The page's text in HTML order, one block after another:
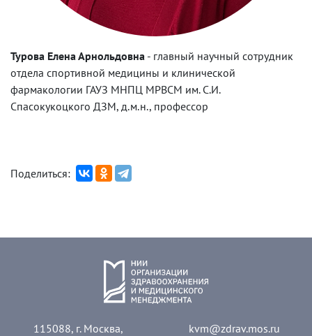
Турова Елена Арнольдовна - главный научный сотрудник
отдела спортивной медицины и клинической
фармакологии ГАУЗ МНПЦ МРВСМ им. С.И.
Спасокукоцкого ДЗМ, д.м.н., профессор
Поделиться:
115088, г. Москва,
kvm@zdrav.mos.ru